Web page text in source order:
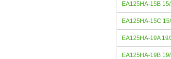
EA125HA-15B
EA125HA-15C
EA125HA-19A
EA125HA-19B